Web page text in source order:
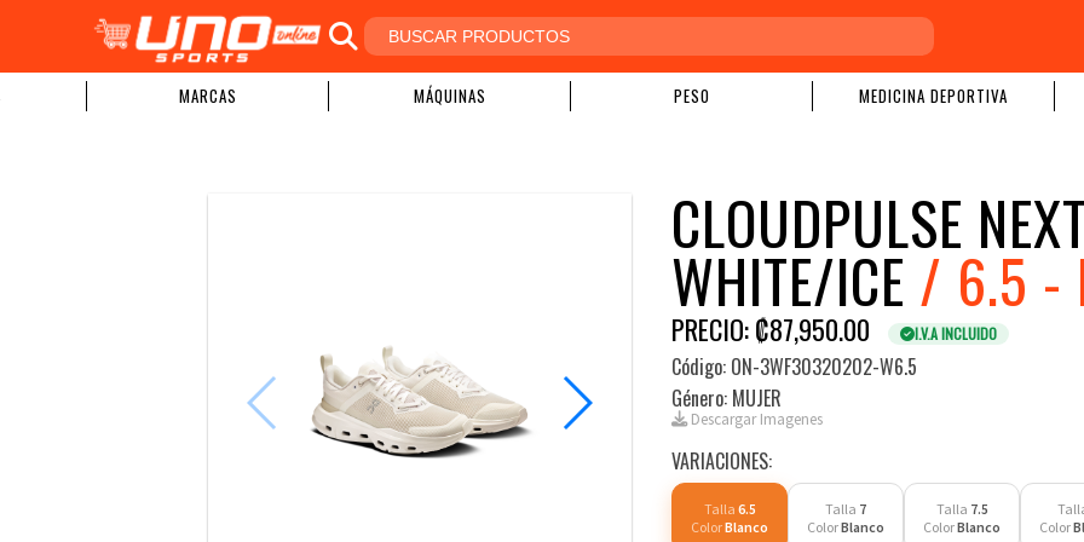
MARCAS MÁQUINAS PESO MEDICINA DEPORTIVA
CLOUDPULSE
WHITE/ICE / 6.5 -
PRECIO: ₡87,950.00 I.V.A INCLUIDO
Código: ON-3WF30320202-W6.5
Género: MUJER
Descargar Imagenes
VARIACIONES:
Talla 6.5
ColorBlanco
Talla 7
ColorBlanco
Talla 7.5
ColorBlanco
Color